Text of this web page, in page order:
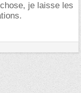
je laisse les